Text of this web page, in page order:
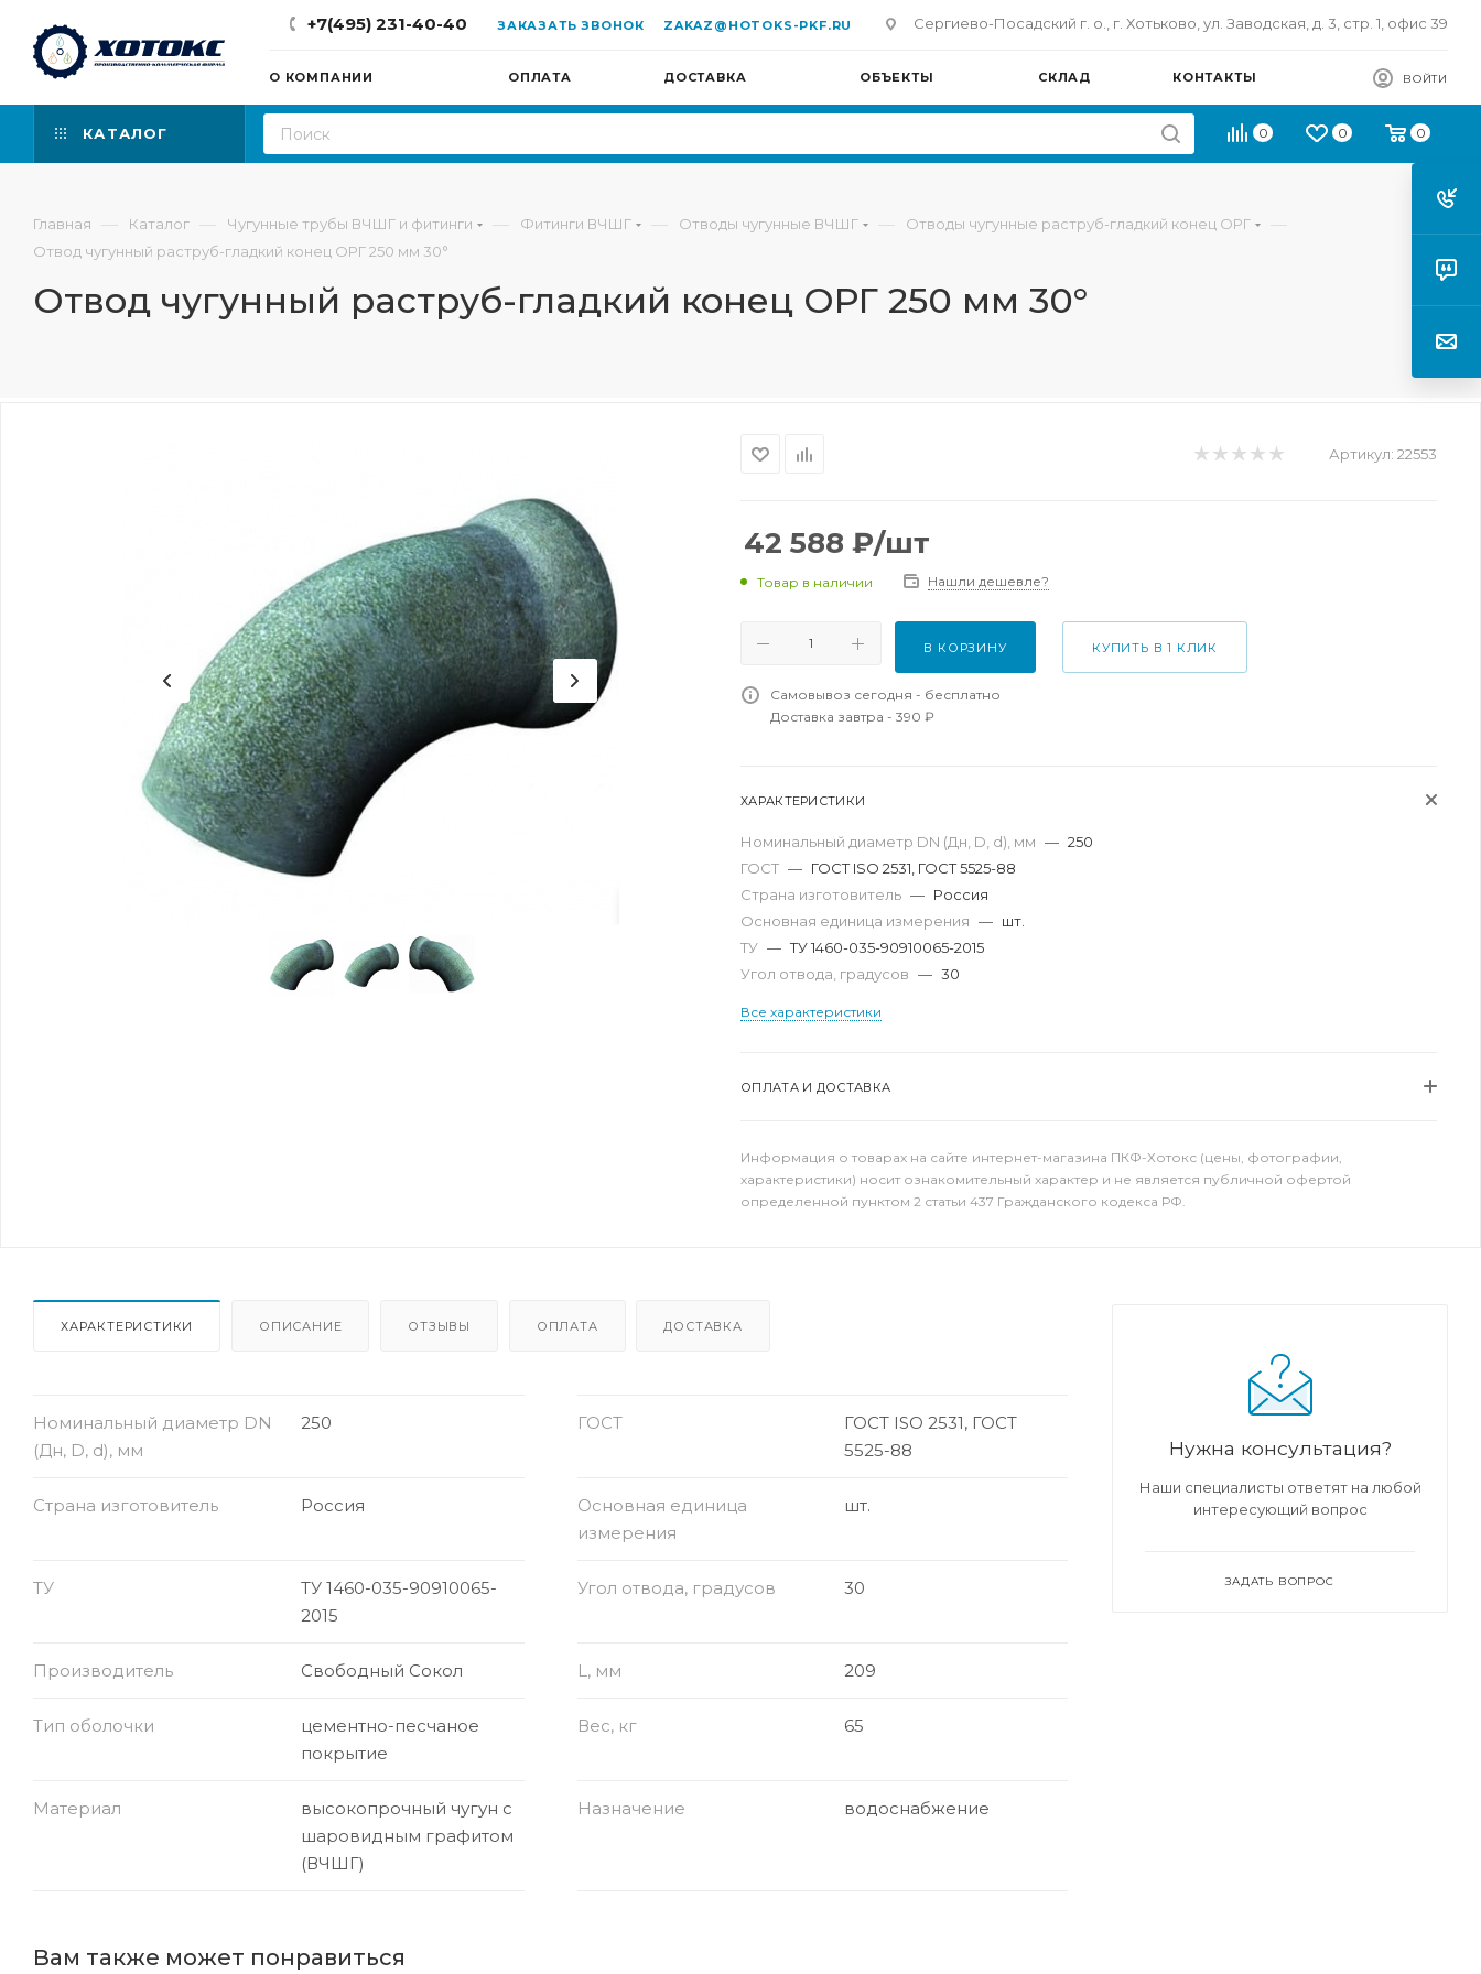
+7(495) 231-40-40 ЗАКАЗАТЬ ЗВОНОК ZAKAZ@HOTOKS-PKF.RU Сергиево-Посадский г. о., г. Хотьково, ул. Заводская, д. 3, стр. 1, офис 39
О КОМПАНИИ ОПЛАТА ДОСТАВКА ОБЪЕКТЫ СКЛАД КОНТАКТЫ ВОЙТИ
КАТАЛОГ 0 0 0
Главная — Каталог — Чугунные трубы ВЧШГ и фитинги — Фитинги ВЧШГ — Отводы чугунные ВЧШГ — Отводы чугунные раструб-гладкий конец ОРГ —
Отвод чугунный раструб-гладкий конец ОРГ 250 мм 30°
Отвод чугунный раструб-гладкий конец ОРГ 250 мм 30°
Артикул: 22553
42 588 ₽/шт
Товар в наличии Нашли дешевле?
В КОРЗИНУ КУПИТЬ В 1 КЛИК
Самовывоз сегодня - бесплатно
Доставка завтра - 390 ₽
ХАРАКТЕРИСТИКИ
Номинальный диаметр DN (Дн, D, d), мм — 250
ГОСТ — ГОСТ ISO 2531, ГОСТ 5525-88
Страна изготовитель — Россия
Основная единица измерения — шт.
ТУ — ТУ 1460-035-90910065-2015
Угол отвода, градусов — 30
Все характеристики
ОПЛАТА И ДОСТАВКА
Информация о товарах на сайте интернет-магазина ПКФ-Хотокс (цены, фотографии,
характеристики) носит ознакомительный характер и не является публичной офертой
определенной пунктом 2 статьи 437 Гражданского кодекса РФ.
ХАРАКТЕРИСТИКИ ОПИСАНИЕ ОТЗЫВЫ ОПЛАТА ДОСТАВКА
Номинальный диаметр DN
(Дн, D, d), мм
250 ГОСТ
ГОСТ ISO 2531, ГОСТ
5525-88
Страна изготовитель Россия
Основная единица
измерения
шт.
ТУ
ТУ 1460-035-90910065-
2015
Угол отвода, градусов 30
Производитель Свободный Сокол L, мм 209
Тип оболочки
цементно-песчаное
покрытие
Вес, кг 65
Материал
высокопрочный чугун с
шаровидным графитом
(ВЧШГ)
Назначение водоснабжение
Вам также может понравиться
Нужна консультация?
Наши специалисты ответят на любой
интересующий вопрос
ЗАДАТЬ ВОПРОС